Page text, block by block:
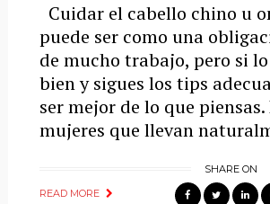
Cuidar el cabello chino u
puede ser como una
de mucho trabajo, pero si
bien y sigues los tips
ser mejor de lo que piensas.
mujeres que llevan
READ MORE
SHARE ON